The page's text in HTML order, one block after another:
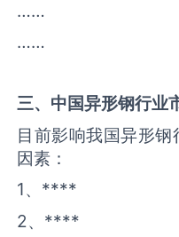
……
……
三、中国异形钢行业
目前影响我国异形
因素：
1、****
2、****